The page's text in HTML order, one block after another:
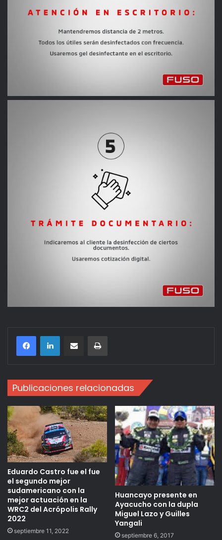
Compartir por correo electrónicoImprimir
Publicaciones relacionadas
Eduardo Castro fue el fue
el segundo mejor
sudamericano con la
mejor actuación en la
WRC2 del Acrópolis Rally
2022
septiembre 11, 2022
Huancayo presente en
Ayacucho con la dupla
Miguel Lazo y Guilles
Yangali
septiembre 6, 2017